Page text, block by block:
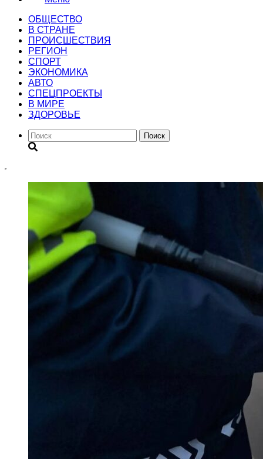
ОБЩЕСТВО
В СТРАНЕ
ПРОИСШЕСТВИЯ
РЕГИОН
CПОРТ
ЭКОНОМИКА
АВТО
СПЕЦПРОЕКТЫ
В МИРЕ
ЗДОРОВЬЕ
Поиск